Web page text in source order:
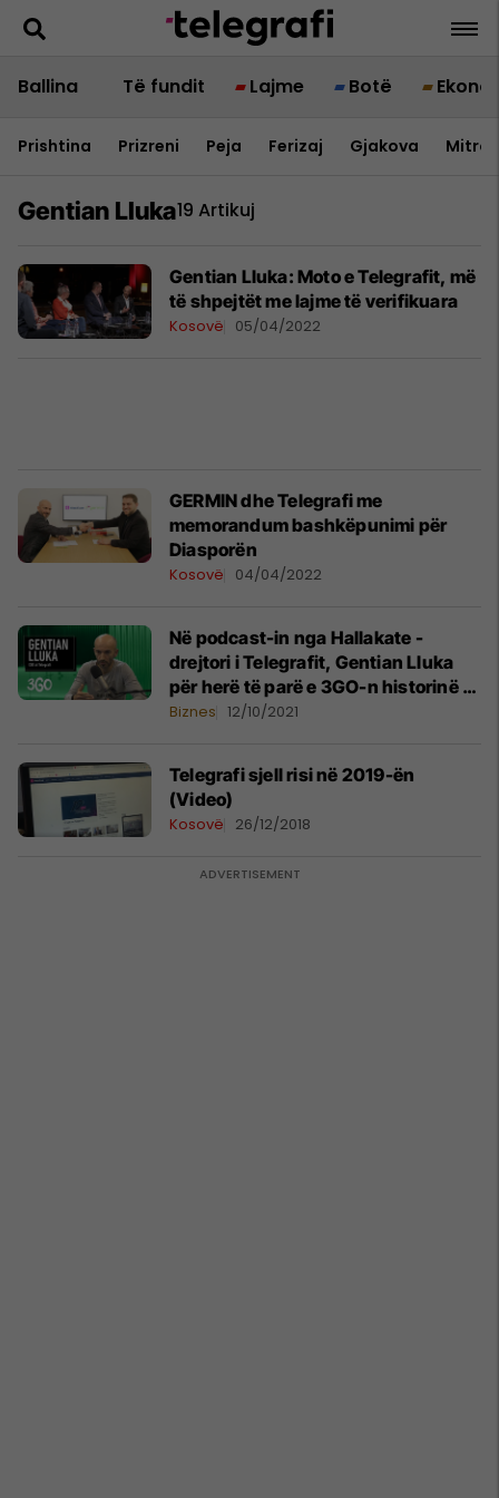
Ballina Të fundit Lajme Botë
Prishtina Prizreni Peja Ferizaj Gjakova
Gentian Lluka19 Artikuj
Gentian Lluka: Moto e Telegrafit, më
të shpejtët me lajme të verifikuara
Kosovë 05/04/2022
GERMIN dhe Telegrafi me
memorandum bashkëpunimi për
Diasporën
Kosovë 04/04/2022
Në podcast-in nga Hallakate -
drejtori i Telegrafit, Gentian Lluka
për herë të parë e 3GO-n historinë e
suksesit
Biznes 12/10/2021
Telegrafi sjell risi në 2019-ën
(Video)
Kosovë 26/12/2018